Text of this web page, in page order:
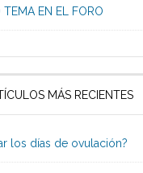
TEMA EN EL FORO
MÁS RECIENTES
los días de ovulación?